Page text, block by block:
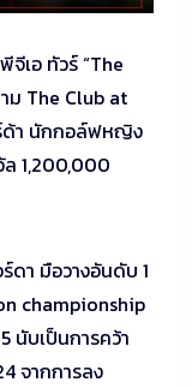
เอ ทัวร์ “The
ม The Club at
ด้า นักกอล์ฟหญิง
ล 1,200,000
ดา มือวางอันดับ 1
championship
นับเป็นการคว้า
จากการลง